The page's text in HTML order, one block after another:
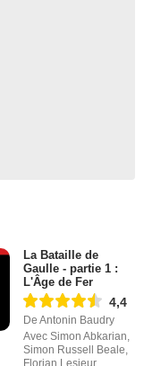
La Bataille de
Gaulle - partie 1 :
L'Âge de Fer
4,4
De Antonin Baudry
Avec Simon Abkarian,
Simon Russell Beale,
Florian Lesieur